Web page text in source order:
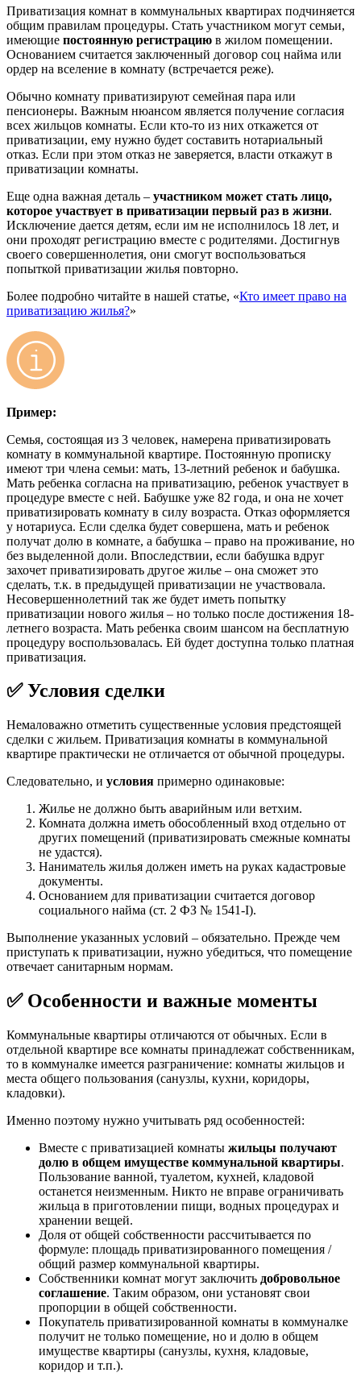
Приватизация комнат в коммунальных квартирах подчиняется
общим правилам процедуры. Стать участником могут семьи,
имеющие постоянную регистрацию в жилом помещении.
Основанием считается заключенный договор соц найма или
ордер на вселение в комнату (встречается реже).
Обычно комнату приватизируют семейная пара или
пенсионеры. Важным нюансом является получение согласия
всех жильцов комнаты. Если кто-то из них откажется от
приватизации, ему нужно будет составить нотариальный
отказ. Если при этом отказ не заверяется, власти откажут в
приватизации комнаты.
Еще одна важная деталь – участником может стать лицо,
которое участвует в приватизации первый раз в жизни.
Исключение дается детям, если им не исполнилось 18 лет, и
они проходят регистрацию вместе с родителями. Достигнув
своего совершеннолетия, они смогут воспользоваться
попыткой приватизации жилья повторно.
Более подробно читайте в нашей статье, «Кто имеет право на
приватизацию жилья?»
Пример:
Семья, состоящая из 3 человек, намерена приватизировать
комнату в коммунальной квартире. Постоянную прописку
имеют три члена семьи: мать, 13-летний ребенок и бабушка.
Мать ребенка согласна на приватизацию, ребенок участвует в
процедуре вместе с ней. Бабушке уже 82 года, и она не хочет
приватизировать комнату в силу возраста. Отказ оформляется
у нотариуса. Если сделка будет совершена, мать и ребенок
получат долю в комнате, а бабушка – право на проживание, но
без выделенной доли. Впоследствии, если бабушка вдруг
захочет приватизировать другое жилье – она сможет это
сделать, т.к. в предыдущей приватизации не участвовала.
Несовершеннолетний так же будет иметь попытку
приватизации нового жилья – но только после достижения 18-
летнего возраста. Мать ребенка своим шансом на бесплатную
процедуру воспользовалась. Ей будет доступна только платная
приватизация.
✅ Условия сделки
Немаловажно отметить существенные условия предстоящей
сделки с жильем. Приватизация комнаты в коммунальной
квартире практически не отличается от обычной процедуры.
Следовательно, и условия примерно одинаковые:
Жилье не должно быть аварийным или ветхим.
Комната должна иметь обособленный вход отдельно от
других помещений (приватизировать смежные комнаты
не удастся).
Наниматель жилья должен иметь на руках кадастровые
документы.
Основанием для приватизации считается договор
социального найма (ст. 2 ФЗ № 1541-I).
Выполнение указанных условий – обязательно. Прежде чем
приступать к приватизации, нужно убедиться, что помещение
отвечает санитарным нормам.
✅ Особенности и важные моменты
Коммунальные квартиры отличаются от обычных. Если в
отдельной квартире все комнаты принадлежат собственникам,
то в коммуналке имеется разграничение: комнаты жильцов и
места общего пользования (санузлы, кухни, коридоры,
кладовки).
Именно поэтому нужно учитывать ряд особенностей:
Вместе с приватизацией комнаты жильцы получают
долю в общем имуществе коммунальной квартиры.
Пользование ванной, туалетом, кухней, кладовой
останется неизменным. Никто не вправе ограничивать
жильца в приготовлении пищи, водных процедурах и
хранении вещей.
Доля от общей собственности рассчитывается по
формуле: площадь приватизированного помещения /
общий размер коммунальной квартиры.
Собственники комнат могут заключить добровольное
соглашение. Таким образом, они установят свои
пропорции в общей собственности.
Покупатель приватизированной комнаты в коммуналке
получит не только помещение, но и долю в общем
имуществе квартиры (санузлы, кухня, кладовые,
коридор и т.п.).